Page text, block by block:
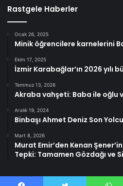
Rastgele Haberler
Ocak 26, 2025
Minik öğrencilere karnelerini
Ekim 17, 2025
İzmir Karabağlar’ın 2026 yılı
Temmuz 13, 2026
Akraba vahşeti: Baba ile oğlu
Aralık 19, 2024
Binbaşı Ahmet Deniz Son
Mart 8, 2026
Murat Emir’den Kenan
Tepki: Tamamen Gözdağı ve